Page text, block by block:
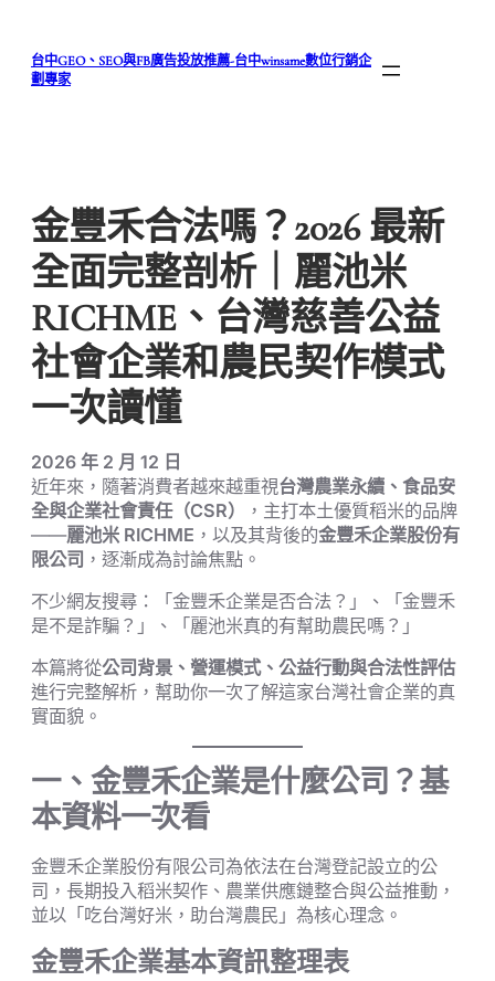
台中GEO、SEO與FB廣告投放推薦-台中winsame數位行銷企
劃專家
金豐禾合法嗎？2026 最新
全面完整剖析｜麗池米
RICHME、台灣慈善公益
社會企業和農民契作模式
一次讀懂
2026 年 2 月 12 日
近年來，隨著消費者越來越重視台灣農業永續、食品安
全與企業社會責任（CSR）
，主打本土優質稻米的品牌
——麗池米 RICHME ，以及其背後的金豐禾企業股份有
限公司 ，逐漸成為討論焦點。
不少網友搜尋：「金豐禾企業是否合法？」、「金豐禾
是不是詐騙？」、「麗池米真的有幫助農民嗎？」
本篇將從公司背景、營運模式、公益行動與合法性評估
進行完整解析，幫助你一次了解這家台灣社會企業的真
實面貌。
一、金豐禾企業是什麼公司？基
本資料一次看
金豐禾企業股份有限公司為依法在台灣登記設立的公
司，長期投入稻米契作、農業供應鏈整合與公益推動，
並以「吃台灣好米，助台灣農民」為核心理念。
金豐禾企業基本資訊整理表